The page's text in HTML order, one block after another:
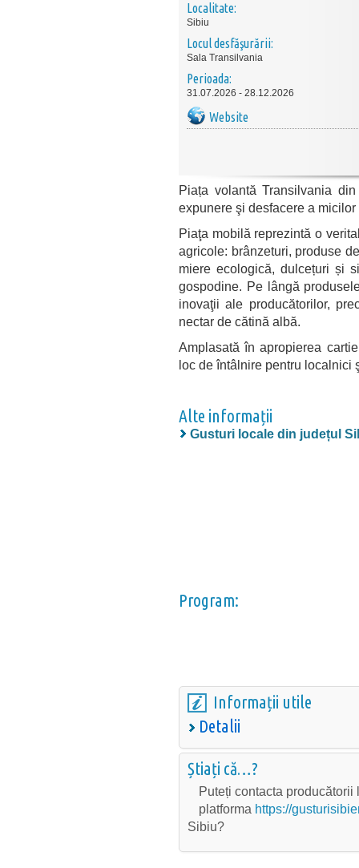
Localitate:
Sibiu
Locul desfăşurării:
Sala Transilvania
Perioada:
31.07.2026 - 28.12.2026
Website
Piața volantă Transilvania
expunere şi desfacere a
Piaţa mobilă reprezintă o
agricole: brânzeturi, produse
miere ecologică, dulcețuri și
gospodine. Pe lângă
inovaţii ale producătorilor,
nectar de cătină albă.
Amplasată în apropierea
loc de întâlnire pentru localnici
Alte informații
Gusturi locale din județul
Program:
Informații utile
Detalii
Știați că…?
Puteți contacta
platforma https://
Sibiu?